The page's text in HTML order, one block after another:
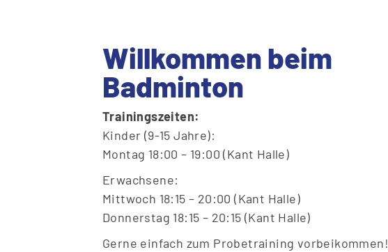
Willkommen beim
Badminton
Trainingszeiten:
Kinder (9-15 Jahre):
Montag 18:00 – 19:00 (Kant Halle)
Erwachsene:
Mittwoch 18:15 – 20:00 (Kant Halle)
Donnerstag 18:15 – 20:15 (Kant Halle)
Gerne einfach zum Probetraining vorbeikommen!